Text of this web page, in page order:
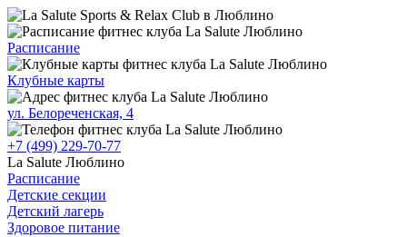
Расписание
Клубные карты
ул. Белореченская, 4
+7 (499) 229-70-77
La Salute Люблино
Расписание
Детские секции
Детский лагерь
Здоровое питание